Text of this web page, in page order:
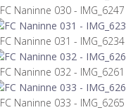
FC Naninne 030 - IMG_6247
FC Naninne 031 - IMG_6234
FC Naninne 032 - IMG_6261
FC Naninne 033 - IMG_6265